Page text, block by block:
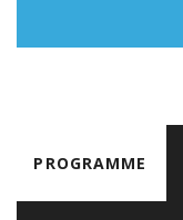
PROGRAMME